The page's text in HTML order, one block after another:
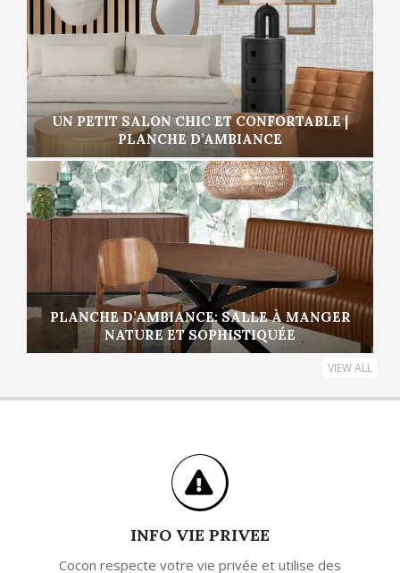
UN PETIT SALON CHIC ET CONFORTABLE |
PLANCHE D’AMBIANCE
PLANCHE D’AMBIANCE: SALLE À MANGER
NATURE ET SOPHISTIQUÉE
VIEW ALL
INFO VIE PRIVEE
Cocon respecte votre vie privée et utilise des